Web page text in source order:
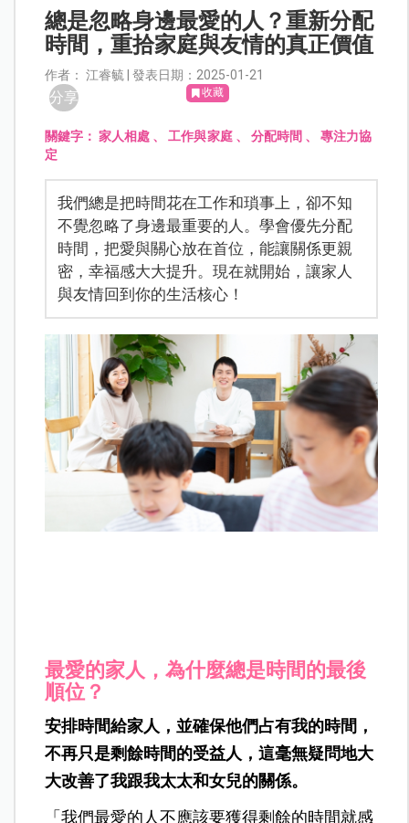
總是忽略身邊最愛的人？重新分配
時間，重拾家庭與友情的真正價值
作者： 江睿毓 | 發表日期：2025-01-21
分享 收藏
關鍵字：家人相處 、工作與家庭、 分配時間 、 專注力協
定
我們總是把時間花在工作和瑣事上，卻不知
不覺忽略了身邊最重要的人。學會優先分配
時間，把愛與關心放在首位，能讓關係更親
密，幸福感大大提升。現在就開始，讓家人
與友情回到你的生活核心！
最愛的家人，為什麼總是時間的最後
順位？
安排時間給家人，並確保他們占有我的時間，
不再只是剩餘時間的受益人，這毫無疑問地大
大改善了我跟我太太和女兒的關係。
「我們最愛的人不應該要獲得剩餘的時間就感